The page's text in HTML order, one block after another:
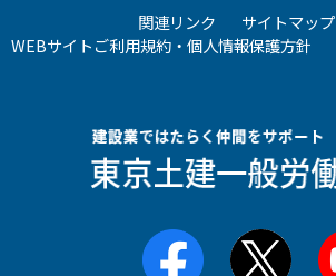
関連リンク
サイトマップ
WEBサイトご利用規約・個人情報保護方針